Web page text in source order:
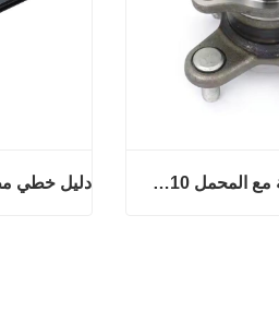
دليل خطي مجموعة محور العجلة مع المحمل 42410-B2050